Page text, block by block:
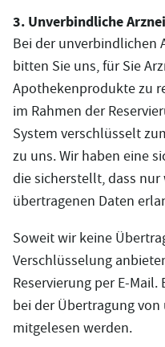
3. Unverbindliche
Bei der unverbindlichen
bitten Sie uns, für Sie
Apothekenprodukte zu
im Rahmen der
System verschlüsselt
zu uns. Wir haben eine
die sicherstellt, dass
übertragenen Daten
Soweit wir keine
Verschlüsselung
Reservierung per E-
bei der Übertragung
mitgelesen werden.